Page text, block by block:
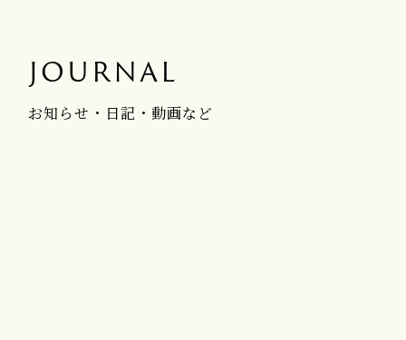
JOURNAL
お知らせ・日記・動画など